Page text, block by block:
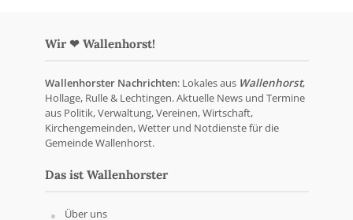
Wir ❤ Wallenhorst!
Wallenhorster Nachrichten: Lokales aus Wallenhorst,
Hollage, Rulle & Lechtingen. Aktuelle News und Termine
aus Politik, Verwaltung, Vereinen, Wirtschaft,
Kirchengemeinden, Wetter und Notdienste für die
Gemeinde Wallenhorst.
Das ist Wallenhorster
Über uns